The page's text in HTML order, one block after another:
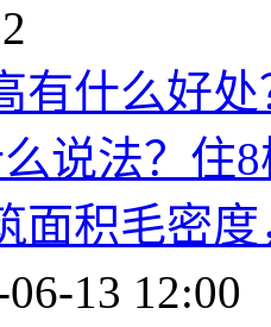
有什么好处
说法？住
面积毛密
13 12:00